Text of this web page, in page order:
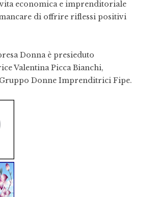
economica e imprenditoriale
di offrire riflessi positivi
Donna è presieduto
Valentina Picca Bianchi,
Donne Imprenditrici Fipe.